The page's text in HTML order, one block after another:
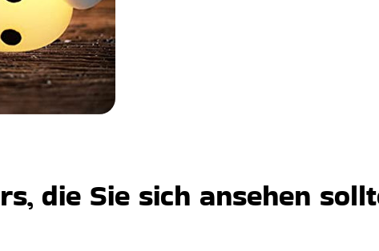
die Sie sich ansehen